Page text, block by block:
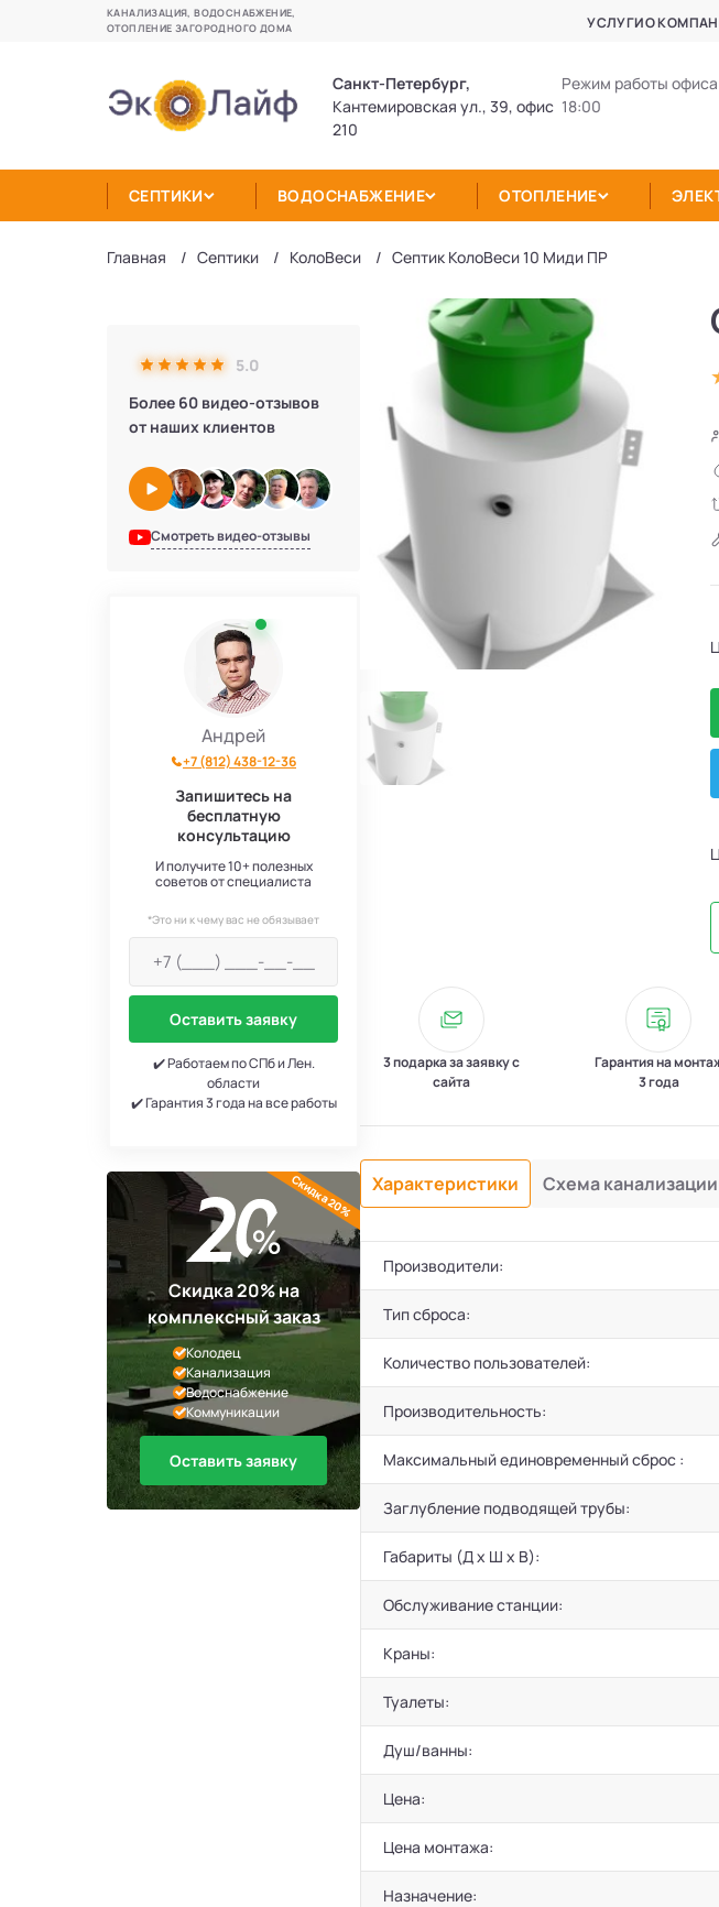
КАНАЛИЗАЦИЯ, ВОДОСНАБЖЕНИЕ,
ОТОПЛЕНИЕ ЗАГОРОДНОГО ДОМА
УСЛУГИО
Санкт-Петербург,
Кантемировская ул., 39, офис
210
Режим работы
18:00
СЕПТИКИ ВОДОСНАБЖЕНИЕ ОТОПЛЕНИЕ
Главная Септики КолоВеси Септик КолоВеси 10 Миди ПР
5.0
Более 60 видео-отзывов
от наших клиентов
Смотреть видео-отзывы
Андрей
+7 (812) 438-12-36
Запишитесь на
бесплатную
консультацию
И получите 10+ полезных
советов от специалиста
*Это ни к чему вас не обязывает
Оставить заявку
✔️ Работаем по СПб и Лен.
области
✔️ Гарантия 3 года на все работы
Скидка 20% на
комплексный заказ
Колодец
Канализация
Водоснабжение
Коммуникации
Оставить заявку
Скидка 20%
3 подарка за заявку с
сайта
Гарантия на
3 года
Характеристики Схема канализации
Производители:
Тип сброса:
Количество пользователей:
Производительность:
Максимальный единовременный сброс :
Заглубление подводящей трубы:
Габариты (Д х Ш х В):
Обслуживание станции:
Краны:
Туалеты:
Душ/ванны:
Цена:
Цена монтажа:
Назначение: